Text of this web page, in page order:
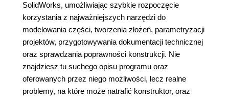
SolidWorks, umożliwiając szybkie rozpoczęcie
korzystania z najważniejszych narzędzi do
modelowania części, tworzenia złożeń, parametryzacji
projektów, przygotowywania dokumentacji technicznej
oraz sprawdzania poprawności konstrukcji. Nie
znajdziesz tu suchego opisu programu oraz
oferowanych przez niego możliwości, lecz realne
problemy, na które może natrafić konstruktor, oraz